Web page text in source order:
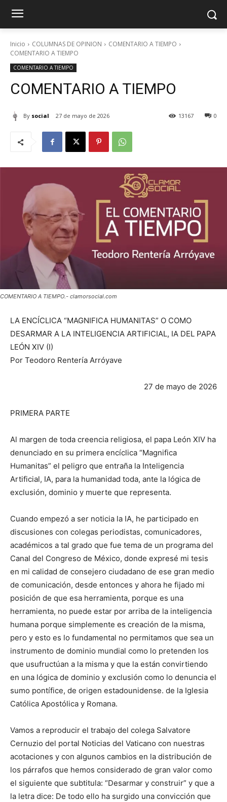
Inicio COLUMNAS DE OPINION
COMENTARIO A TIEMPO
COMENTARIO A TIEMPO
COMENTARIO A TIEMPO
COMENTARIO A TIEMPO
By social 27 de mayo de 2026 0
13167
COMENTARIO A TIEMPO.- clamorsocial.com
LA ENCÍCLICA “MAGNIFICA HUMANITAS” O COMO
DESARMAR A LA INTELIGENCIA ARTIFICIAL, IA DEL PAPA
LEÓN XIV (I)
Por Teodoro Rentería Arróyave
27 de mayo de 2026
PRIMERA PARTE
Al margen de toda creencia religiosa, el papa León XIV ha
denunciado en su primera encíclica “Magnifica
Humanitas” el peligro que entraña la Inteligencia
Artificial, IA, para la humanidad toda, ante la lógica de
exclusión, dominio y muerte que representa.
Cuando empezó a ser noticia la IA, he participado en
discusiones con colegas periodistas, comunicadores,
académicos a tal grado que fue tema de un programa del
Canal del Congreso de México, donde expresé mi tesis
en mi calidad de consejero ciudadano de ese gran medio
de comunicación, desde entonces y ahora he fijado mi
posición de que esa herramienta, porque es una
herramienta, no puede estar por arriba de la inteligencia
humana porque simplemente es creación de la misma,
pero y esto es lo fundamental no permitamos que sea un
instrumento de dominio mundial como lo pretenden los
que usufructúan a la misma y que la están convirtiendo
en una lógica de dominio y exclusión como lo denuncia el
sumo pontífice, de origen estadounidense. de la Iglesia
Católica Apostólica y Romana.
Vamos a reproducir el trabajo del colega Salvatore
Cernuzio del portal Noticias del Vaticano con nuestras
acotaciones y con algunos cambios en la distribución de
los párrafos que hemos considerado de gran valor como
el siguiente que subtitula: “Desarmar y construir” y que a
la letra dice: De todo ello ha surgido una convicción que